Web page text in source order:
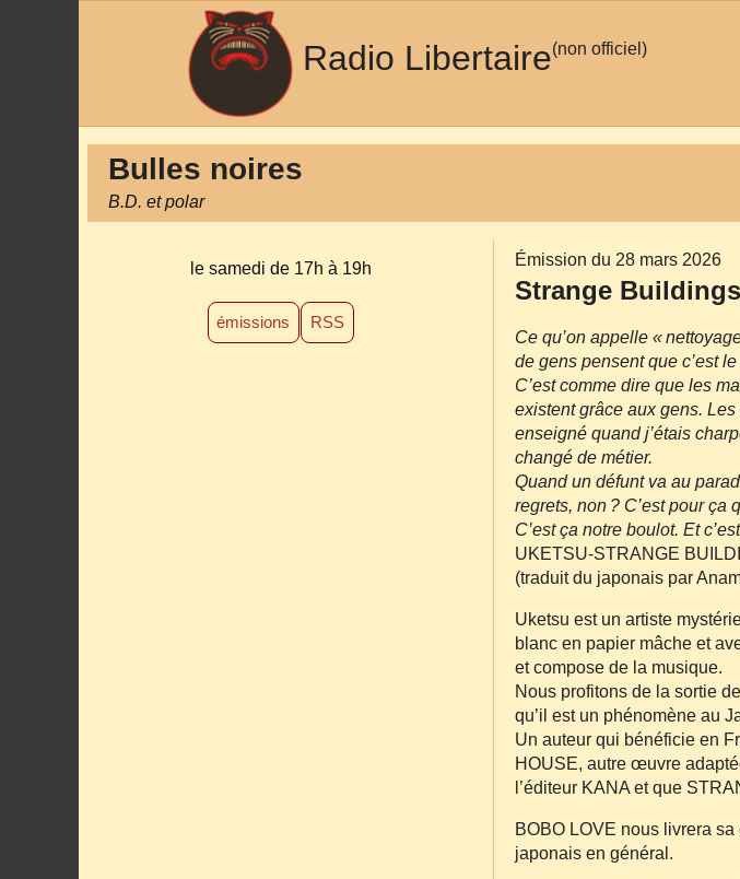
Radio Libertaire(non officiel)
Bulles noires
B.D. et polar
le samedi de 17h à 19h
émissions RSS
Émission du 28 mars 2026
Strange
Ce qu’on appelle «
de gens pensent que c’est
C’est comme dire que les
existent grâce aux gens.
enseigné quand j’étais
changé de métier.
Quand un défunt va au
regrets, non ? C’est pour
C’est ça notre boulot. Et
UKETSU‐STRANGE
(traduit du japonais par
Uketsu est un artiste
blanc en papier mâche et
et compose de la musique.
Nous profitons de la sortie
qu’il est un phénomène au
Un auteur qui bénéficie en
HOUSE, autre œuvre
l’éditeur KANA et que
BOBO LOVE nous livrera
japonais en général.